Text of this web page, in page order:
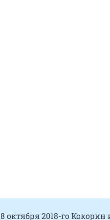
8 октября 2018-го